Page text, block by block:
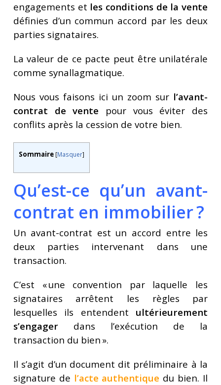
engagements et les conditions de la vente
définies d’un commun accord par les deux
parties signataires.
La valeur de ce pacte peut être unilatérale
comme synallagmatique.
Nous vous faisons ici un zoom sur l’avant-
contrat de vente pour vous éviter des
conflits après la cession de votre bien.
Sommaire [Masquer]
Qu’est-ce qu’un avant-
contrat en immobilier ?
Un avant-contrat est un accord entre les
deux parties intervenant dans une
transaction.
C’est « une convention par laquelle les
signataires arrêtent les règles par
lesquelles ils entendent ultérieurement
s’engagerdans l’exécution de la
transaction du bien ».
Il s’agit d’un document dit préliminaire à la
signature de l’acte authentique du bien. Il